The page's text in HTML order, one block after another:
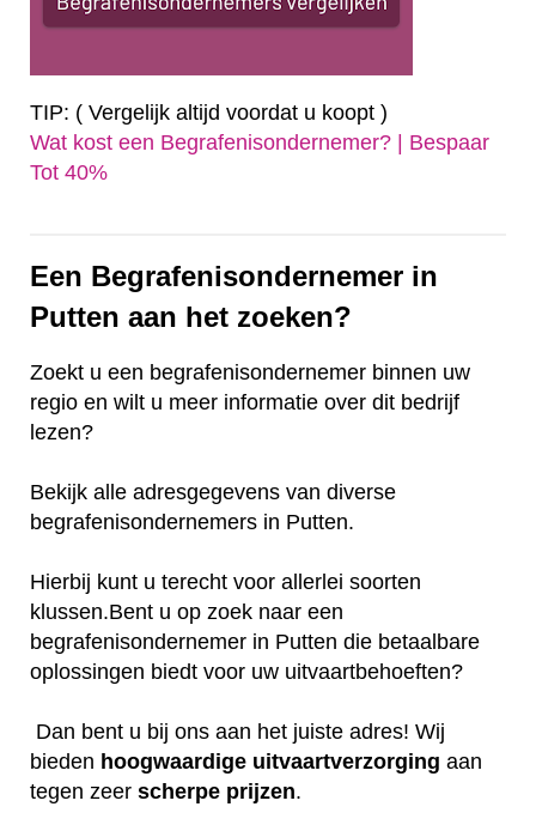
TIP: ( Vergelijk altijd voordat u koopt )
Wat kost een Begrafenisondernemer? | Bespaar
Tot 40%‎
Een Begrafenisondernemer in
Putten aan het zoeken?
Zoekt u een begrafenisondernemer binnen uw
regio en wilt u meer informatie over dit bedrijf
lezen?
Bekijk alle adresgegevens van diverse
begrafenisondernemers in Putten.
Hierbij kunt u terecht voor allerlei soorten
klussen.Bent u op zoek naar een
begrafenisondernemer in Putten die betaalbare
oplossingen biedt voor uw uitvaartbehoeften?
Dan bent u bij ons aan het juiste adres! Wij
bieden hoogwaardige uitvaartverzorging aan
tegen zeer scherpe prijzen.